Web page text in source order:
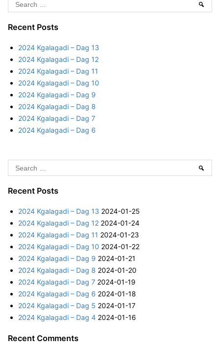
e
a
c
h
o
Recent Posts
2024 Kgalagadi – Dag 13
2024 Kgalagadi – Dag 12
2024 Kgalagadi – Dag 11
2024 Kgalagadi – Dag 10
2024 Kgalagadi – Dag 9
2024 Kgalagadi – Dag 8
2024 Kgalagadi – Dag 7
2024 Kgalagadi – Dag 6
e
a
c
h
o
Recent Posts
2024 Kgalagadi – Dag 13 2024-01-25
2024 Kgalagadi – Dag 12 2024-01-24
2024 Kgalagadi – Dag 11 2024-01-23
2024 Kgalagadi – Dag 10 2024-01-22
2024 Kgalagadi – Dag 9 2024-01-21
2024 Kgalagadi – Dag 8 2024-01-20
2024 Kgalagadi – Dag 7 2024-01-19
2024 Kgalagadi – Dag 6 2024-01-18
2024 Kgalagadi – Dag 5 2024-01-17
2024 Kgalagadi – Dag 4 2024-01-16
Recent Comments